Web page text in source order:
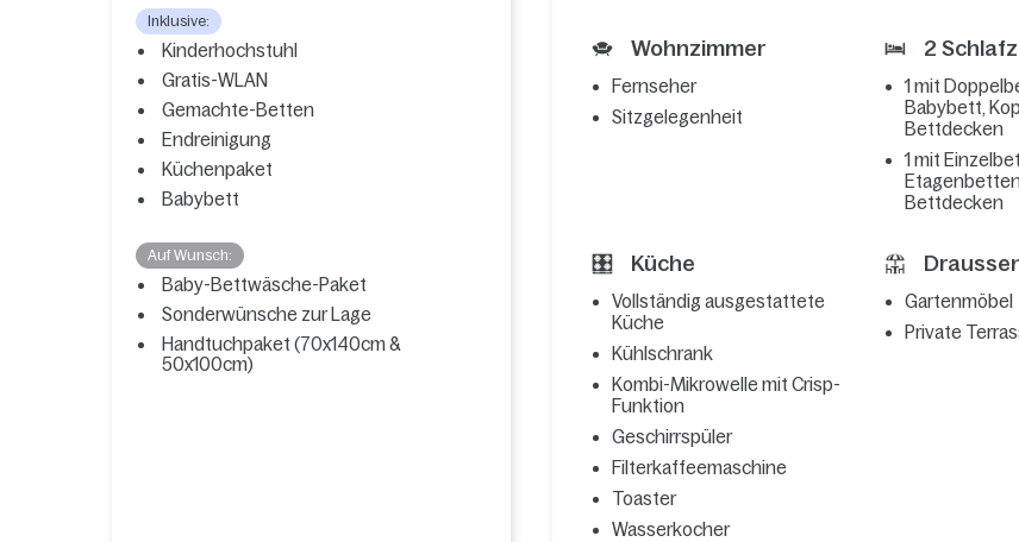
Inklusive:
Kinderhochstuhl
Gratis-WLAN
Gemachte-Betten
Endreinigung
Küchenpaket
Babybett
Auf Wunsch:
Baby-Bettwäsche-Paket
Sonderwünsche zur Lage
Handtuchpaket (70x140cm &
50x100cm)
Wohnzimmer
Fernseher
Sitzgelegenheit
2
1 mit
Babybett,
Bettdecken
1 mit
Bettdecken
Küche
Vollständig ausgestattete
Küche
Kühlschrank
Kombi-Mikrowelle mit Crisp-
Funktion
Geschirrspüler
Filterkaffeemaschine
Toaster
Wasserkocher
Gartenmöbel
Private